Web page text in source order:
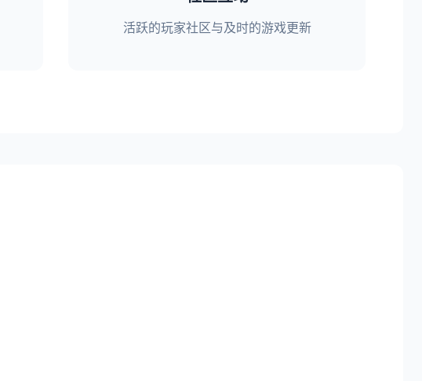
活跃的玩家社区与及时的游戏更新